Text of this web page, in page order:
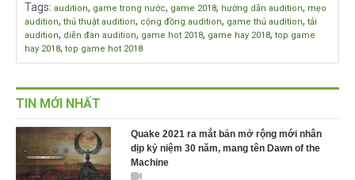
Tags: audition, game trong nước, game 2018, hướng dẫn audition, mẹo
audition, thủ thuật audition, cộng đồng audition, game thủ audition, tải
audition, diễn đàn audition, game hot 2018, game hay 2018, top game
hay 2018, top game hot 2018
TIN MỚI NHẤT
Quake 2021 ra mắt bản mở rộng mới nhân
dịp kỷ niệm 30 năm, mang tên Dawn of the
Machine